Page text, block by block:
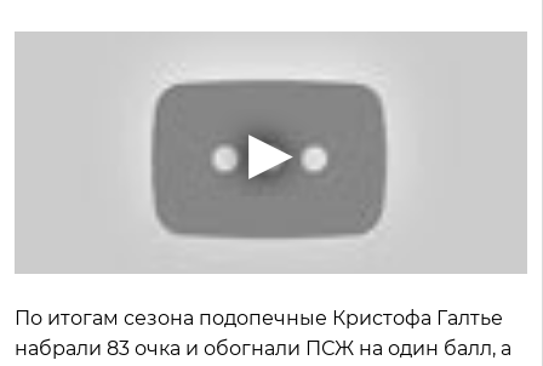
По итогам сезона подопечные Кристофа Галтье
набрали 83 очка и обогнали ПСЖ на один балл, а